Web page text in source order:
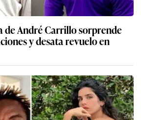
de André Carrillo sorprende
y desata revuelo en